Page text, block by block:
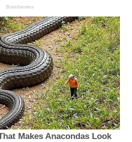
Brainberries
Makes Anacondas Look